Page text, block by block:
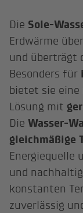
Die Sole-
Erdwärme über
und überträgt
Besonders für
bietet sie
Lösung mit
DieWasser-
gleichmäßige
Energiequelle
und
konstanten
zuverlässig